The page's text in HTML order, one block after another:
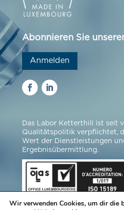
Abonnieren Sie
Anmelden
Das Labor Ketterthill ist seit
Qualitätspolitik verpflichtet,
Wert der Dienstleistungen
Ergebnisübermittlung.
Wir verwenden Cookies, um dir die